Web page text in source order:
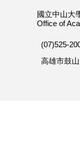
國立中山大
Office of
(07)525-
高雄市鼓